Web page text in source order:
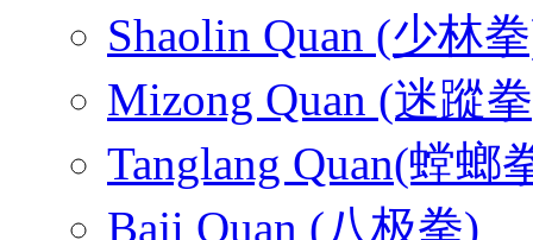
Shaolin Quan (少林
Mizong Quan (迷蹤
Tanglang Quan(螳螂
Baji Quan (八极拳)